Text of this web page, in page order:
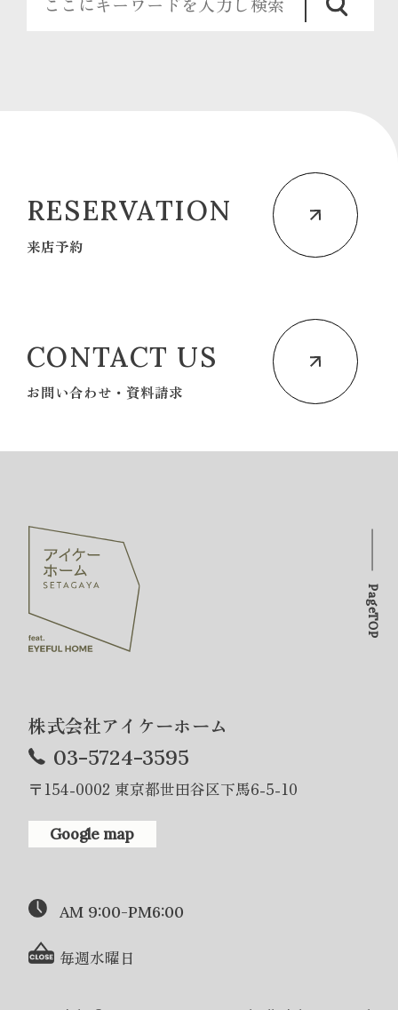
RESERVATION
来店予約
CONTACT US
お問い合わせ・資料請求
株式会社アイケーホーム
03-5724-3595
〒154-0002 東京都世田谷区下馬6-5-10
Google map
AM 9:00-PM6:00
毎週水曜日
PageTOP